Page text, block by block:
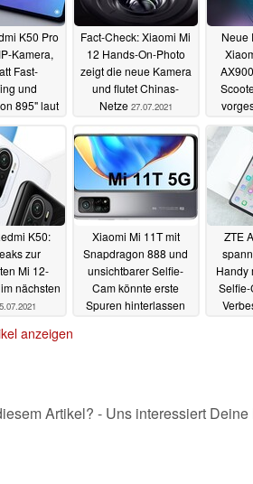
K50 Pro
Kamera,
Fast-
und
895" laut
28.07.2021
Fact-Check: Xiaomi Mi
12 Hands-On-Photo
zeigt die neue Kamera
und flutet Chinas-
Netze 27.07.2021
Neue
K50:
zur
Mi 12-
nächsten
Xiaomi Mi 11T mit
Snapdragon 888 und
unsichtbarer Selfie-
Cam könnte erste
Spuren hinterlassen
ZTE
Handy
anzeigen
Artikel? - Uns interessiert Deine